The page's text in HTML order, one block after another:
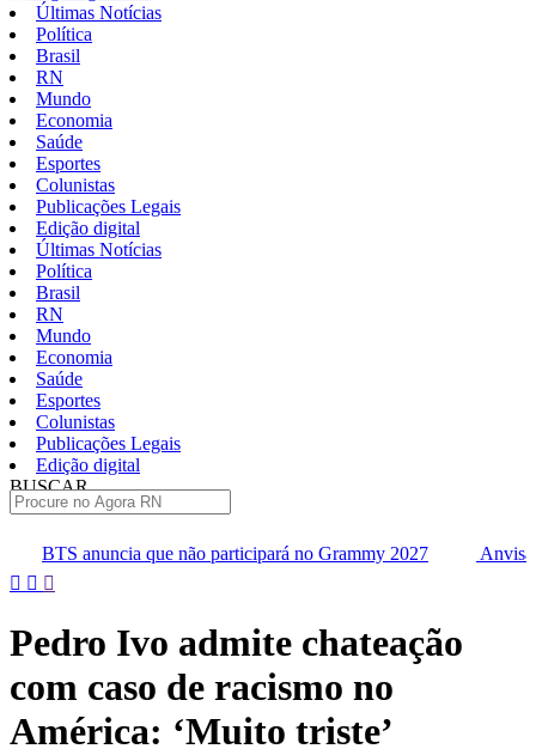
Últimas Notícias
Política
Brasil
RN
Mundo
Economia
Saúde
Esportes
Colunistas
Publicações Legais
Edição digital
Últimas Notícias
Política
Brasil
RN
Mundo
Economia
Saúde
Esportes
Colunistas
Publicações Legais
Edição digital
BUSCAR
participará no Grammy 2027
Anvisa pode aprovar mais
Pular
conteúdo
Pedro Ivo admite chateação
com caso de racismo no
América: ‘Muito triste’